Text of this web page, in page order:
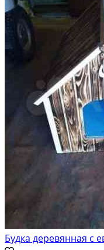
Будка деревянная с